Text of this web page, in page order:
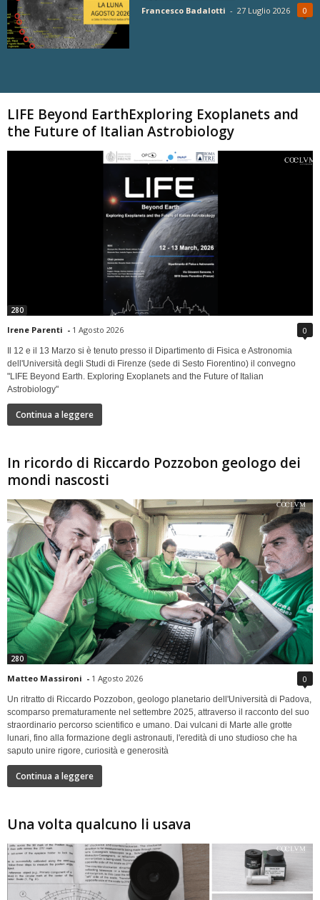
Francesco Badalotti - 27 Luglio 2026 0
LIFE Beyond EarthExploring Exoplanets and
the Future of Italian Astrobiology
280
Irene Parenti - 1 Agosto 2026 0
Il 12 e il 13 Marzo si è tenuto presso il Dipartimento di Fisica e Astronomia
dell'Università degli Studi di Firenze (sede di Sesto Fiorentino) il convegno
"LIFE Beyond Earth. Exploring Exoplanets and the Future of Italian
Astrobiology"
Continua a leggere
In ricordo di Riccardo Pozzobon geologo dei
mondi nascosti
280
Matteo Massironi - 1 Agosto 2026 0
Un ritratto di Riccardo Pozzobon, geologo planetario dell'Università di Padova,
scomparso prematuramente nel settembre 2025, attraverso il racconto del suo
straordinario percorso scientifico e umano. Dai vulcani di Marte alle grotte
lunari, fino alla formazione degli astronauti, l'eredità di uno studioso che ha
saputo unire rigore, curiosità e generosità
Continua a leggere
Una volta qualcuno li usava